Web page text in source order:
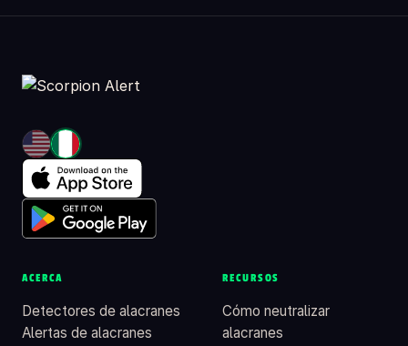
ACERCA
Detectores de alacranes
Alertas de alacranes
RECURSOS
Cómo neutralizar
alacranes